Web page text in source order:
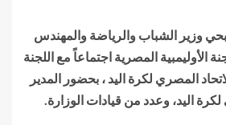
وزير الشباب والرياضة والمهندس
المصرية اجتماعاً مع اللجنة
المصري لكرة اليد ، بحضور المدير
لكرة اليد، وعدد من قيادات الوزارة.